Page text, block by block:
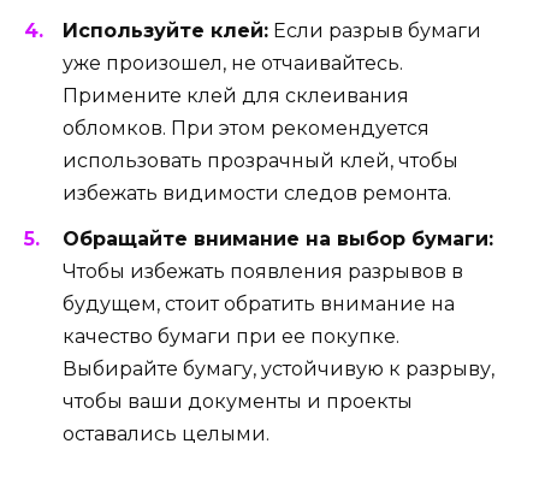
Используйте клей: Если разрыв бумаги
уже произошел, не отчаивайтесь.
Примените клей для склеивания
обломков. При этом рекомендуется
использовать прозрачный клей, чтобы
избежать видимости следов ремонта.
Обращайте внимание на выбор бумаги:
Чтобы избежать появления разрывов в
будущем, стоит обратить внимание на
качество бумаги при ее покупке.
Выбирайте бумагу, устойчивую к разрыву,
чтобы ваши документы и проекты
оставались целыми.